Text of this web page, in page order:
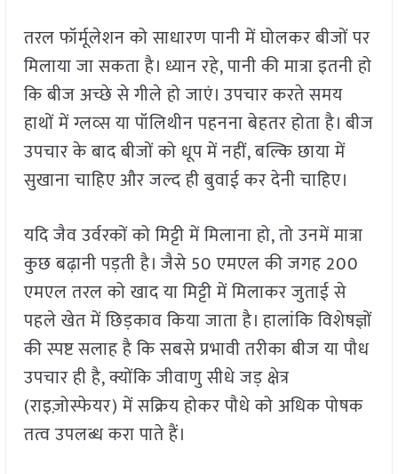
तरल फॉर्मूलेशन को साधारण पानी में घोलकर बीजों पर
मिलाया जा सकता है। ध्यान रहे, पानी की मात्रा इतनी हो
कि बीज अच्छे से गीले हो जाएं। उपचार करते समय
हाथों में ग्लव्स या पॉलिथीन पहनना बेहतर होता है। बीज
उपचार के बाद बीजों को धूप में नहीं, बल्कि छाया में
सुखाना चाहिए और जल्द ही बुवाई कर देनी चाहिए।
यदि जैव उर्वरकों को मिट्टी में मिलाना हो, तो उनमें मात्रा
कुछ बढ़ानी पड़ती है। जैसे 50 एमएल की जगह 200
एमएल तरल को खाद या मिट्टी में मिलाकर जुताई से
पहले खेत में छिड़काव किया जाता है। हालांकि विशेषज्ञों
की स्पष्ट सलाह है कि सबसे प्रभावी तरीका बीज या पौध
उपचार ही है, क्योंकि जीवाणु सीधे जड़ क्षेत्र
(राइज़ोस्फेयर) में सक्रिय होकर पौधे को अधिक पोषक
तत्व उपलब्ध करा पाते हैं।